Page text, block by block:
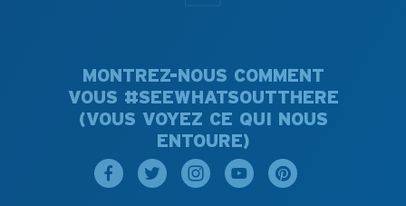
MONTREZ-NOUS COMMENT
VOUS #SEEWHATSOUTTHERE
(VOUS VOYEZ CE QUI NOUS
ENTOURE)